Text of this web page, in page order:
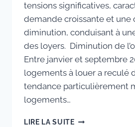
tensions significatives,
demande croissante et une
diminution, conduisant à
des loyers. Diminution de
Entre janvier et septembre
logements à louer a reculé
tendance particulièrement
logements…
LIRE LA SUITE